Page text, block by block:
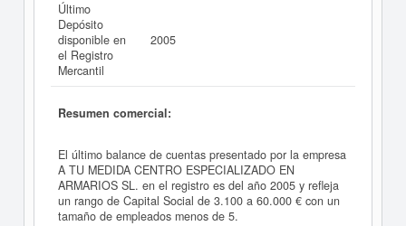
Último
Depósito
disponible en
el Registro
Mercantil
2005
Resumen comercial:
El último balance de cuentas presentado por la empresa
A TU MEDIDA CENTRO ESPECIALIZADO EN
ARMARIOS SL. en el registro es del año 2005 y refleja
un rango de Capital Social de 3.100 a 60.000 € con un
tamaño de empleados menos de 5.